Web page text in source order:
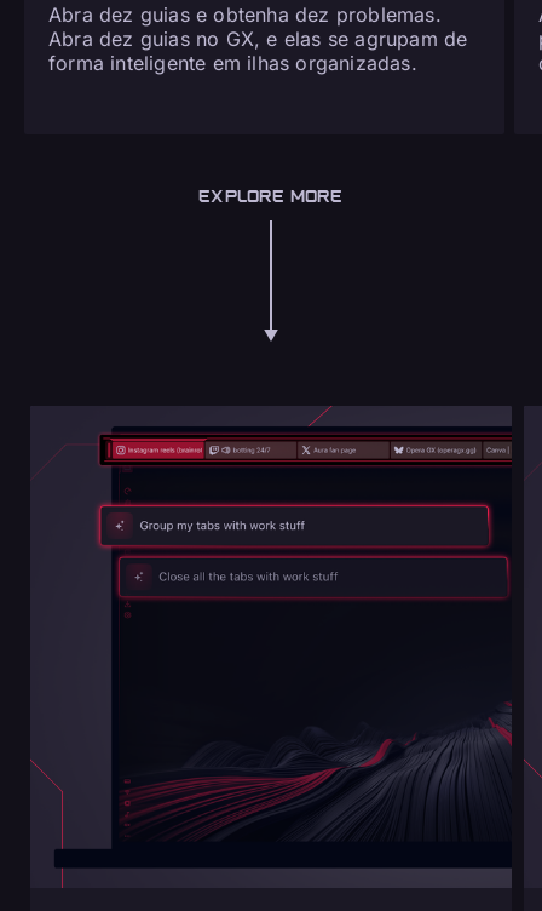
Abra dez guias e obtenha dez problemas.
Abra dez guias no GX, e elas se agrupam de
forma inteligente em ilhas organizadas.
EXPLORE MORE